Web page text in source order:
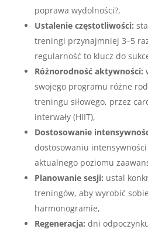
poprawa wydolności?,
Ustalenie częstotliwości:
treningi przynajmniej 3–5
regularność to klucz do
Różnorodność aktywności:
swojego programu różne
treningu siłowego, przez
interwały (HIIT),
Dostosowanie
dostosowaniu intensywności
aktualnego poziomu
Planowanie sesji: ustal
treningów, aby wyrobić
harmonogramie,
Regeneracja: dni